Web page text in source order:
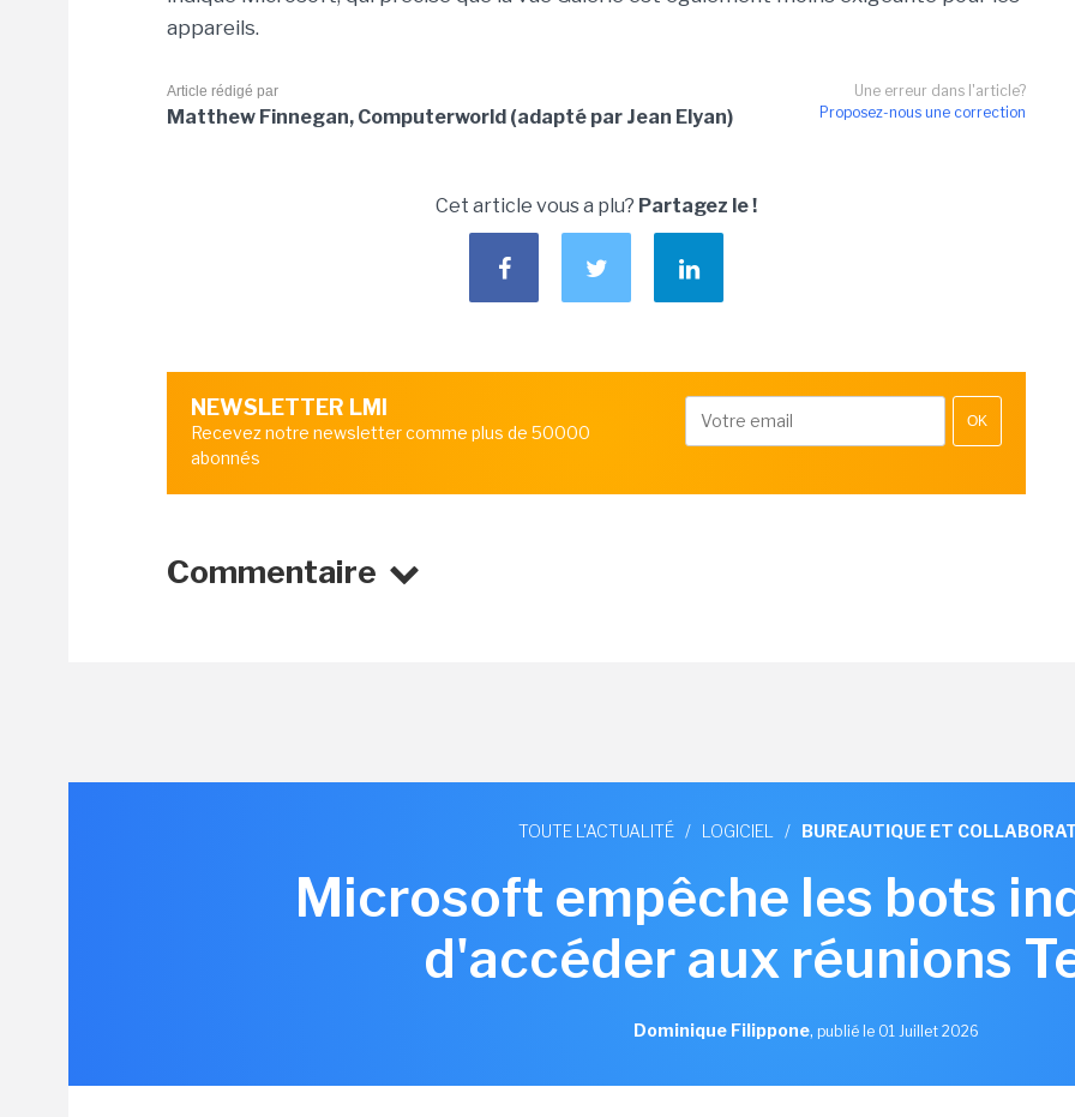
appareils.
Une erreur dans l'article?
Proposez-nous une correction
Article rédigé par
Matthew Finnegan, Computerworld (adapté par Jean Elyan)
Cet article vous a plu? Partagez le !
NEWSLETTER LMI
Recevez notre newsletter comme plus de 50000
abonnés
OK
Commentaire
TOUTE L'ACTUALITÉ / LOGICIEL / BUREAUTIQUE ET
Microsoft empêche les bots
d'accéder aux réunions
Dominique Filippone, publié le 01 Juillet 2026